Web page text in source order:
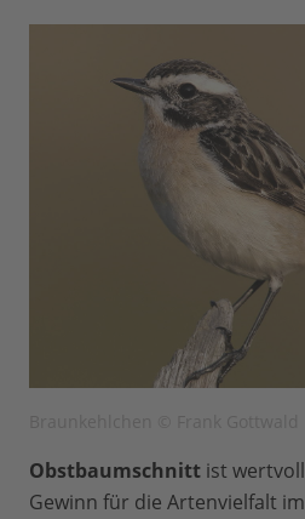
Obstbaumschnitt ist
Gewinn für die Artenvielfalt